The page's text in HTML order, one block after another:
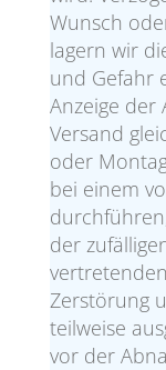
Wunsch
lagern wir
und Gefahr
Anzeige der
Versand
oder
bei einem
der
Zerstörung
teilweise
vor der